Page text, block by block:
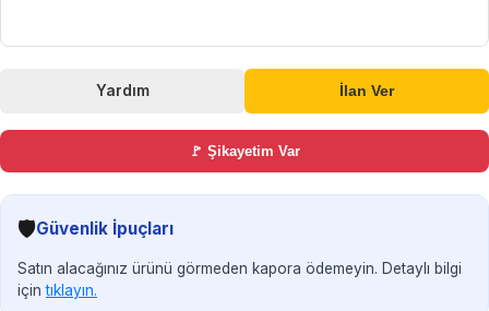
Yardım İlan Ver
🚩 Şikayetim Var
🛡️Güvenlik İpuçları
Satın alacağınız ürünü görmeden kapora ödemeyin. Detaylı bilgi
içintıklayın.